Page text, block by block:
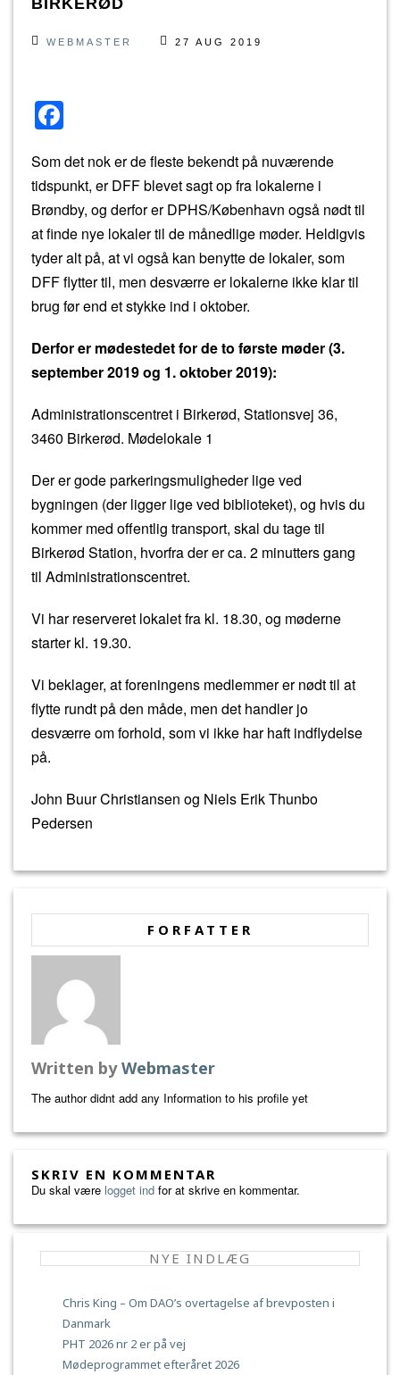
BIRKERØD
WEBMASTER 27 AUG 2019
c
e
b
o
o
k
Som det nok er de fleste bekendt på nuværende
tidspunkt, er DFF blevet sagt op fra lokalerne i
Brøndby, og derfor er DPHS/København også nødt til
at finde nye lokaler til de månedlige møder. Heldigvis
tyder alt på, at vi også kan benytte de lokaler, som
DFF flytter til, men desværre er lokalerne ikke klar til
brug før end et stykke ind i oktober.
Derfor er mødestedet for de to første møder (3.
september 2019 og 1. oktober 2019):
Administrationscentret i Birkerød, Stationsvej 36,
3460 Birkerød. Mødelokale 1
Der er gode parkeringsmuligheder lige ved
bygningen (der ligger lige ved biblioteket), og hvis du
kommer med offentlig transport, skal du tage til
Birkerød Station, hvorfra der er ca. 2 minutters gang
til Administrationscentret.
Vi har reserveret lokalet fra kl. 18.30, og møderne
starter kl. 19.30.
Vi beklager, at foreningens medlemmer er nødt til at
flytte rundt på den måde, men det handler jo
desværre om forhold, som vi ikke har haft indflydelse
på.
John Buur Christiansen og Niels Erik Thunbo
Pedersen
FORFATTER
Written byWebmaster
The author didnt add any Information to his profile yet
SKRIV EN KOMMENTAR
Du skal være logget ind for at skrive en kommentar.
NYE INDLÆG
Chris King – Om DAO’s overtagelse af brevposten i
Danmark
PHT 2026 nr 2 er på vej
Mødeprogrammet efteråret 2026